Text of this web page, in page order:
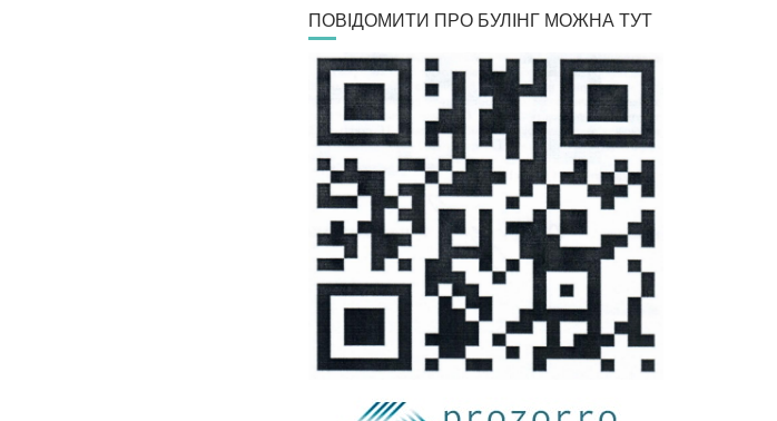
ПОВІДОМИТИ ПРО БУЛІНГ МОЖНА ТУТ